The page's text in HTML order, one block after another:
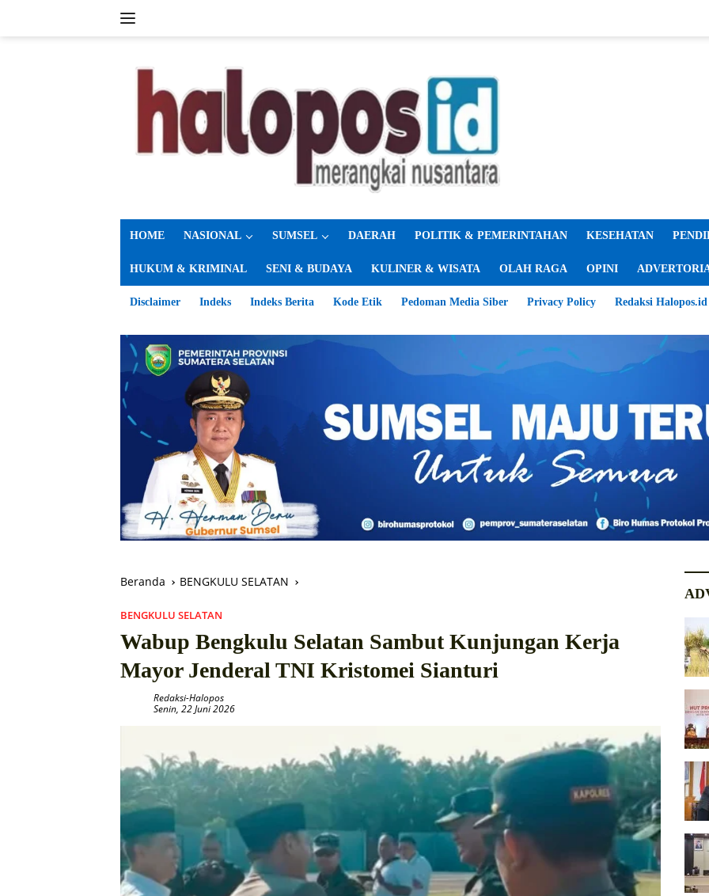
HOME NASIONAL SUMSEL DAERAH POLITIK & PEMERINTAHAN KESEHATAN
HUKUM & KRIMINAL SENI & BUDAYA KULINER & WISATA OLAH RAGA OPINI
Disclaimer Indeks Indeks Berita Kode Etik Pedoman Media Siber Privacy Policy Redaksi Halopos.id
Beranda BENGKULU SELATAN
BENGKULU SELATAN
Wabup Bengkulu Selatan Sambut Kunjungan Kerja
Mayor Jenderal TNI Kristomei Sianturi
Redaksi-Halopos
Senin, 22 Juni 2026